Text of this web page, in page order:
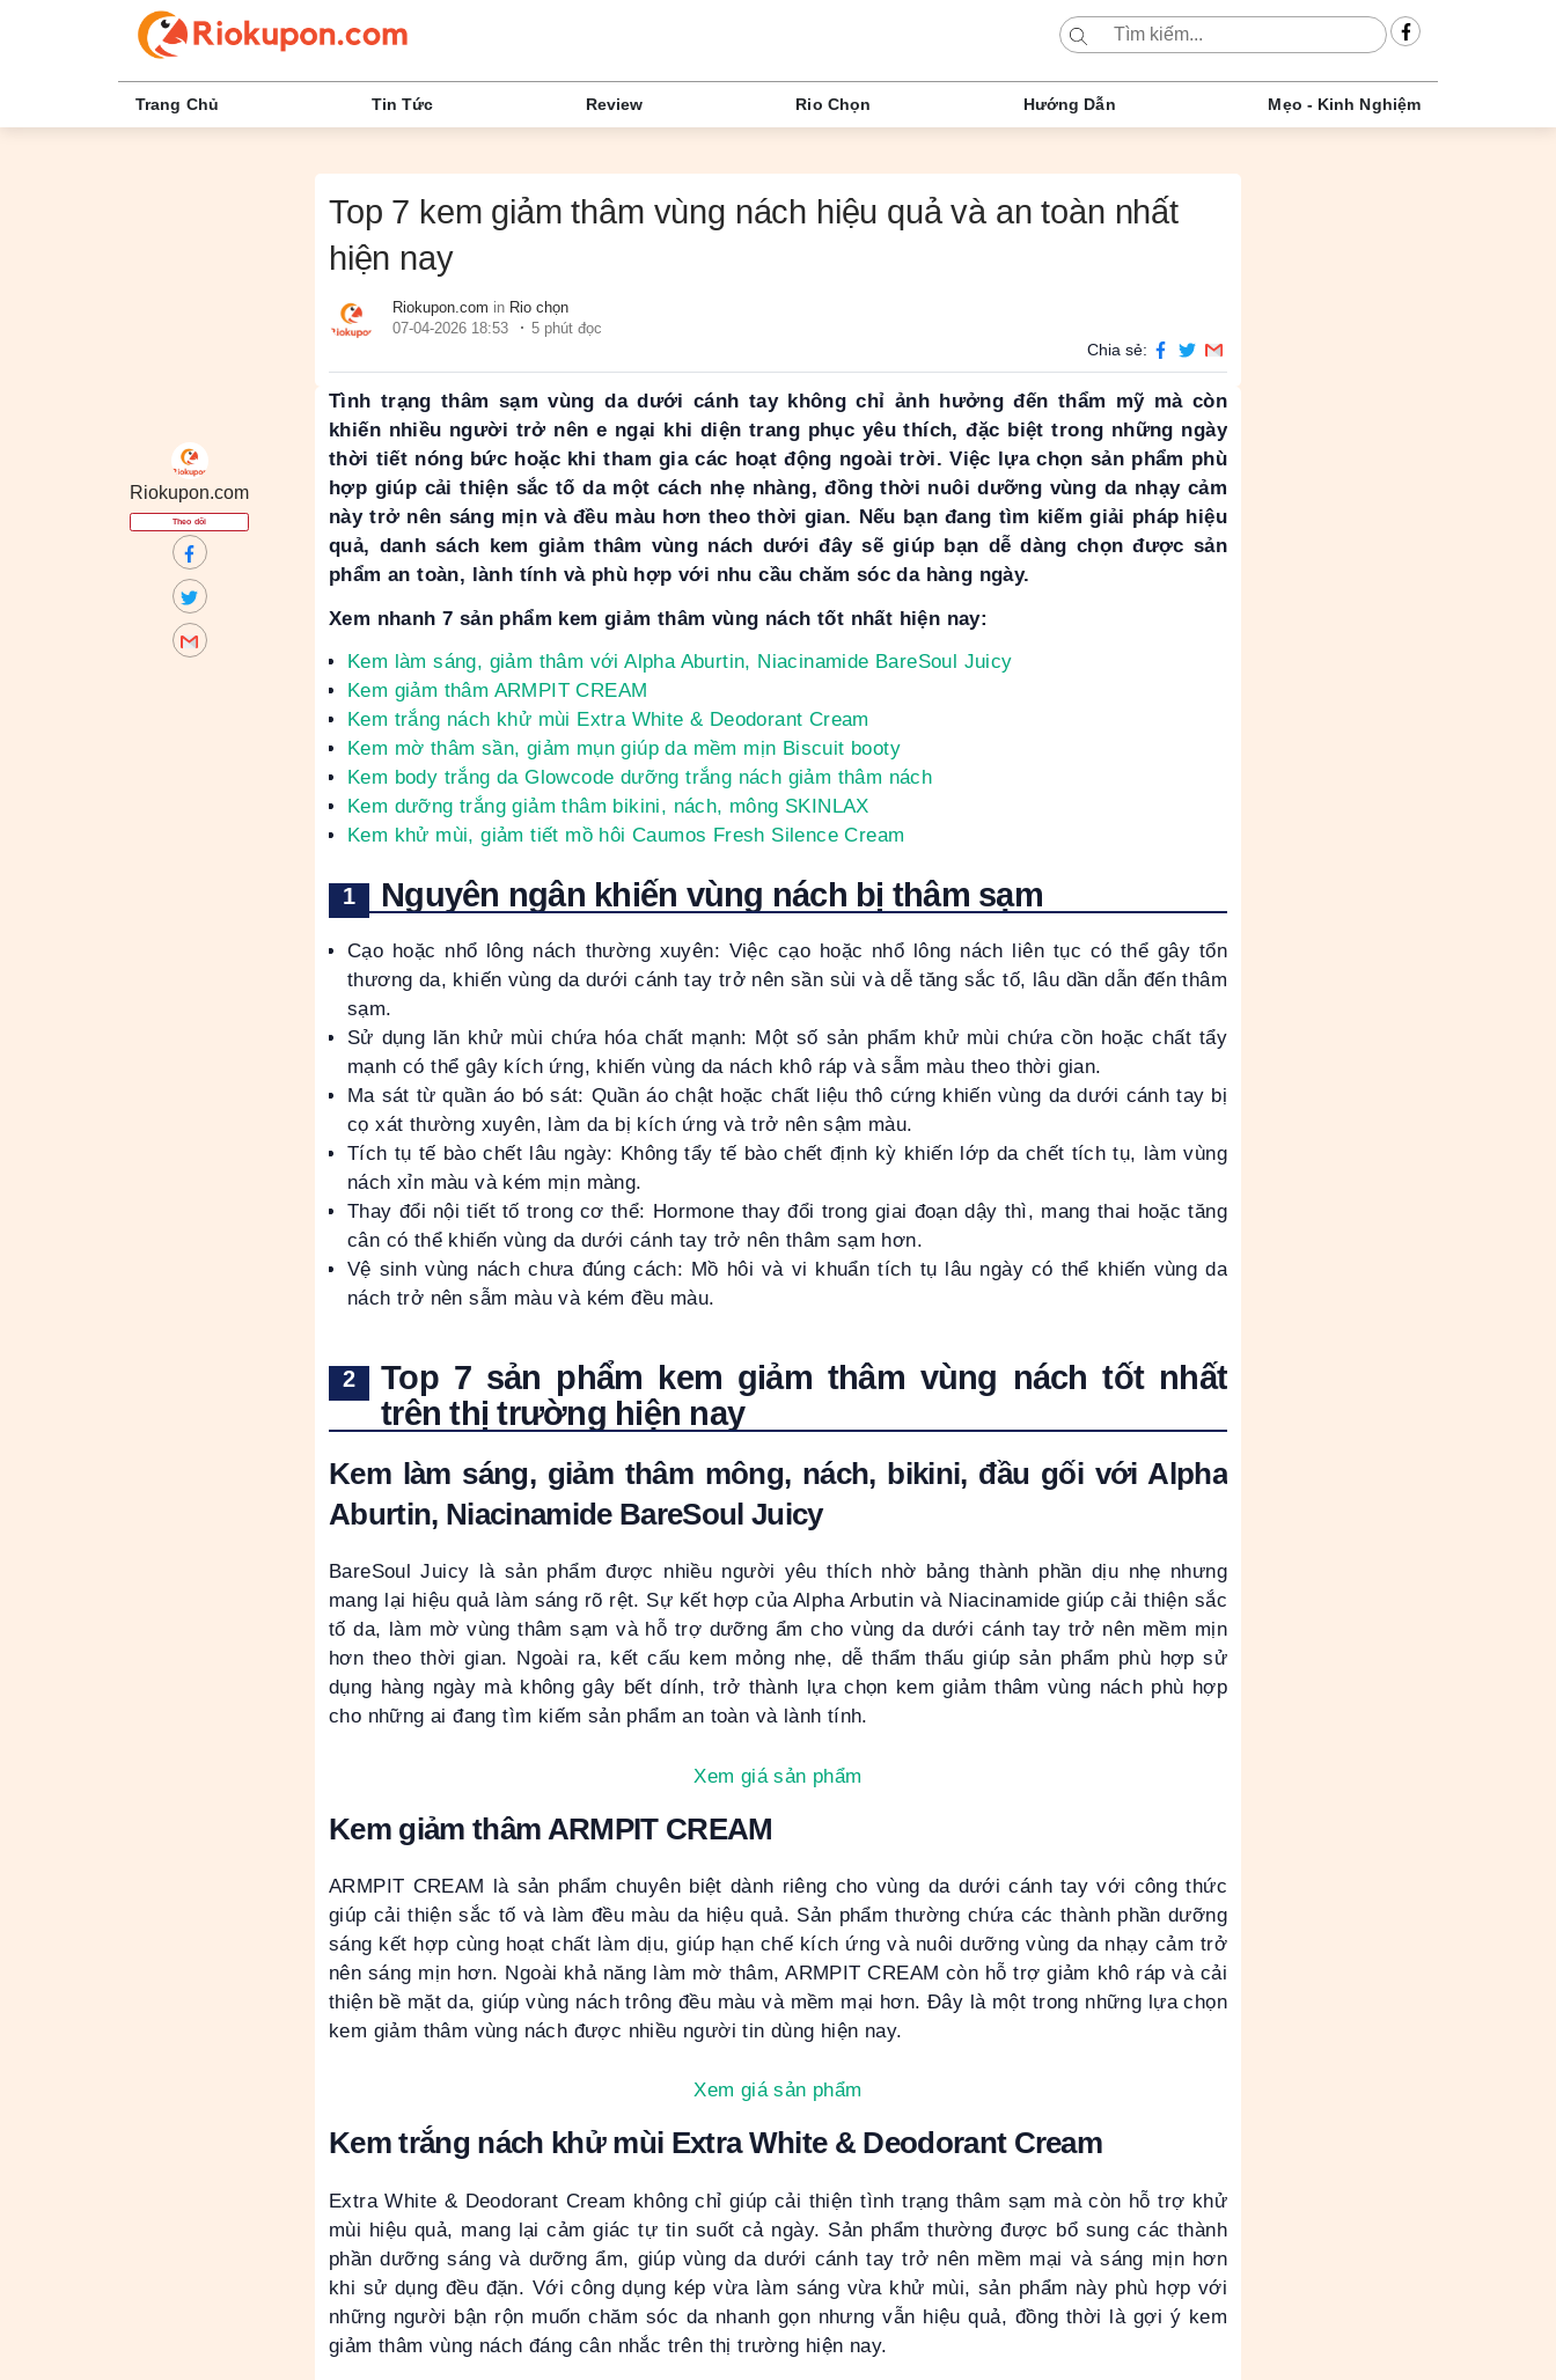
Trang Chủ Tin Tức Review Rio Chọn Hướng Dẫn Mẹo - Kinh Nghiệm
Top 7 kem giảm thâm vùng nách hiệu quả và an toàn nhất
hiện nay
Riokupon.com in Rio chọn
07-04-2026 18:53
5 phút đọc
Chia sẻ:
Riokupon.com
Theo dõi
Tình trạng thâm sạm vùng da dưới cánh tay không chỉ ảnh hưởng đến thẩm mỹ mà còn
khiến nhiều người trở nên e ngại khi diện trang phục yêu thích, đặc biệt trong những ngày
thời tiết nóng bức hoặc khi tham gia các hoạt động ngoài trời. Việc lựa chọn sản phẩm phù
hợp giúp cải thiện sắc tố da một cách nhẹ nhàng, đồng thời nuôi dưỡng vùng da nhạy cảm
này trở nên sáng mịn và đều màu hơn theo thời gian. Nếu bạn đang tìm kiếm giải pháp hiệu
quả, danh sách kem giảm thâm vùng nách dưới đây sẽ giúp bạn dễ dàng chọn được sản
phẩm an toàn, lành tính và phù hợp với nhu cầu chăm sóc da hàng ngày.
Xem nhanh 7 sản phẩm kem giảm thâm vùng nách tốt nhất hiện nay:
Kem làm sáng, giảm thâm với Alpha Aburtin, Niacinamide BareSoul Juicy
Kem giảm thâm ARMPIT CREAM
Kem trắng nách khử mùi Extra White & Deodorant Cream
Kem mờ thâm sần, giảm mụn giúp da mềm mịn Biscuit booty
Kem body trắng da Glowcode dưỡng trắng nách giảm thâm nách
Kem dưỡng trắng giảm thâm bikini, nách, mông SKINLAX
Kem khử mùi, giảm tiết mồ hôi Caumos Fresh Silence Cream
Nguyên ngân khiến vùng nách bị thâm sạm
Cạo hoặc nhổ lông nách thường xuyên: Việc cạo hoặc nhổ lông nách liên tục có thể gây tổn
thương da, khiến vùng da dưới cánh tay trở nên sần sùi và dễ tăng sắc tố, lâu dần dẫn đến thâm
sạm.
Sử dụng lăn khử mùi chứa hóa chất mạnh: Một số sản phẩm khử mùi chứa cồn hoặc chất tẩy
mạnh có thể gây kích ứng, khiến vùng da nách khô ráp và sẫm màu theo thời gian.
Ma sát từ quần áo bó sát: Quần áo chật hoặc chất liệu thô cứng khiến vùng da dưới cánh tay bị
cọ xát thường xuyên, làm da bị kích ứng và trở nên sậm màu.
Tích tụ tế bào chết lâu ngày: Không tẩy tế bào chết định kỳ khiến lớp da chết tích tụ, làm vùng
nách xỉn màu và kém mịn màng.
Thay đổi nội tiết tố trong cơ thể: Hormone thay đổi trong giai đoạn dậy thì, mang thai hoặc tăng
cân có thể khiến vùng da dưới cánh tay trở nên thâm sạm hơn.
Vệ sinh vùng nách chưa đúng cách: Mồ hôi và vi khuẩn tích tụ lâu ngày có thể khiến vùng da
nách trở nên sẫm màu và kém đều màu.
Top 7 sản phẩm kem giảm thâm vùng nách tốt nhất
trên thị trường hiện nay
Kem làm sáng, giảm thâm mông, nách, bikini, đầu gối với Alpha
Aburtin, Niacinamide BareSoul Juicy
BareSoul Juicy là sản phẩm được nhiều người yêu thích nhờ bảng thành phần dịu nhẹ nhưng
mang lại hiệu quả làm sáng rõ rệt. Sự kết hợp của Alpha Arbutin và Niacinamide giúp cải thiện sắc
tố da, làm mờ vùng thâm sạm và hỗ trợ dưỡng ẩm cho vùng da dưới cánh tay trở nên mềm mịn
hơn theo thời gian. Ngoài ra, kết cấu kem mỏng nhẹ, dễ thẩm thấu giúp sản phẩm phù hợp sử
dụng hàng ngày mà không gây bết dính, trở thành lựa chọn kem giảm thâm vùng nách phù hợp
cho những ai đang tìm kiếm sản phẩm an toàn và lành tính.
Xem giá sản phẩm
Kem giảm thâm ARMPIT CREAM
ARMPIT CREAM là sản phẩm chuyên biệt dành riêng cho vùng da dưới cánh tay với công thức
giúp cải thiện sắc tố và làm đều màu da hiệu quả. Sản phẩm thường chứa các thành phần dưỡng
sáng kết hợp cùng hoạt chất làm dịu, giúp hạn chế kích ứng và nuôi dưỡng vùng da nhạy cảm trở
nên sáng mịn hơn. Ngoài khả năng làm mờ thâm, ARMPIT CREAM còn hỗ trợ giảm khô ráp và cải
thiện bề mặt da, giúp vùng nách trông đều màu và mềm mại hơn. Đây là một trong những lựa chọn
kem giảm thâm vùng nách được nhiều người tin dùng hiện nay.
Xem giá sản phẩm
Kem trắng nách khử mùi Extra White & Deodorant Cream
Extra White & Deodorant Cream không chỉ giúp cải thiện tình trạng thâm sạm mà còn hỗ trợ khử
mùi hiệu quả, mang lại cảm giác tự tin suốt cả ngày. Sản phẩm thường được bổ sung các thành
phần dưỡng sáng và dưỡng ẩm, giúp vùng da dưới cánh tay trở nên mềm mại và sáng mịn hơn
khi sử dụng đều đặn. Với công dụng kép vừa làm sáng vừa khử mùi, sản phẩm này phù hợp với
những người bận rộn muốn chăm sóc da nhanh gọn nhưng vẫn hiệu quả, đồng thời là gợi ý kem
giảm thâm vùng nách đáng cân nhắc trên thị trường hiện nay.